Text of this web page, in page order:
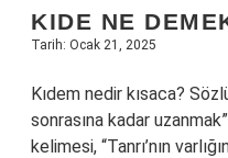
KIDE NE
Tarih: Ocak 21, 2025
Kıdem nedir kısaca?
sonrasına kadar
kelimesi, “Tanrı’nın